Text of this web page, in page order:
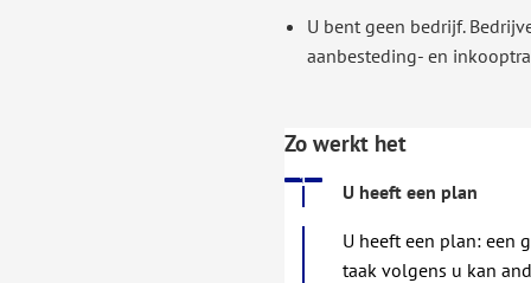
U bent geen bedrijf.
aanbesteding- en
Zo werkt het
U heeft een plan
Status: Actief
Opvolgingsnummer:
1
U heeft een plan: een
taak volgens u kan